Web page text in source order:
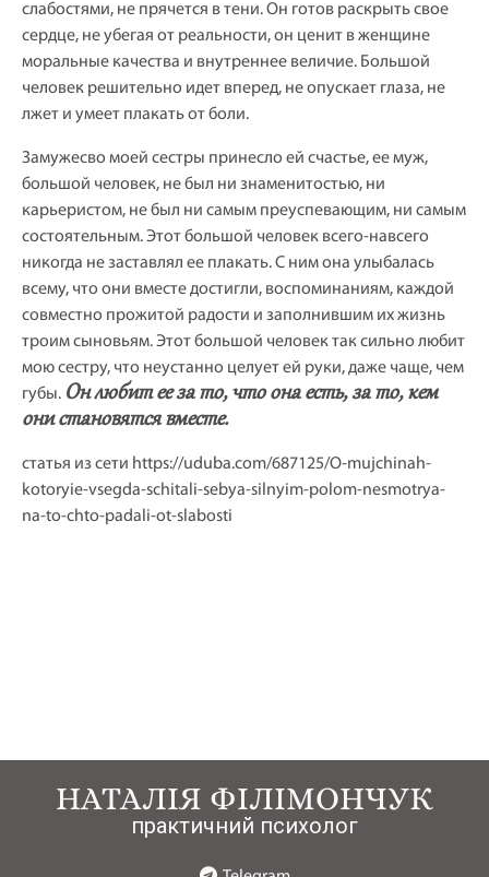
слабостями, не прячется в тени. Он готов раскрыть свое
сердце, не убегая от реальности, он ценит в женщине
моральные качества и внутреннее величие. Большой
человек решительно идет вперед, не опускает глаза, не
лжет и умеет плакать от боли.
Замужесво моей сестры принесло ей счастье, ее муж,
большой человек, не был ни знаменитостью, ни
карьеристом, не был ни самым преуспевающим, ни самым
состоятельным. Этот большой человек всего-навсего
никогда не заставлял ее плакать. С ним она улыбалась
всему, что они вместе достигли, воспоминаниям, каждой
совместно прожитой радости и заполнившим их жизнь
троим сыновьям. Этот большой человек так сильно любит
мою сестру, что неустанно целует ей руки, даже чаще, чем
губы. Он любит ее за то, что она есть, за то, кем
они становятся вместе.
статья из сети https://uduba.com/687125/O-mujchinah-
kotoryie-vsegda-schitali-sebya-silnyim-polom-nesmotrya-
na-to-chto-padali-ot-slabosti
НАТАЛІЯ ФІЛІМОНЧУК
практичний психолог